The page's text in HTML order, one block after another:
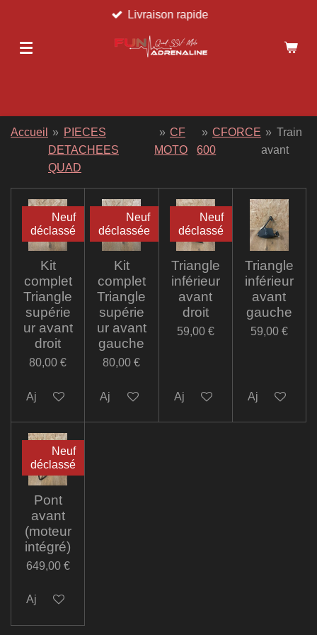
contenu
Livraison rapide
Accueil » PIECES
DETACHEES
QUAD
» CF
MOTO
» CFORCE
600
» Train
avant
Neuf
déclassé
Kit
complet
Triangle
supérie
ur avant
droit
80,00 €
Ajouter au panier
Neuf
déclassée
Kit
complet
Triangle
supérie
ur avant
gauche
80,00 €
Ajouter au panier
Neuf
déclassé
Triangle
inférieur
avant
droit
59,00 €
Ajouter au panier
Triangle
inférieur
avant
gauche
59,00 €
Ajouter au
Neuf
déclassé
Pont
avant
(moteur
intégré)
649,00 €
Ajouter au panier